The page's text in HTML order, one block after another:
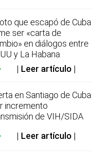
que escapó de Cuba
ser «carta de
en diálogos entre
y La Habana
Leer artículo
en Santiago de Cuba
incremento
de VIH/SIDA
Leer artículo